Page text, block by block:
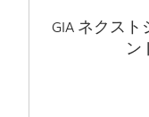
GIA ネクスト
ン